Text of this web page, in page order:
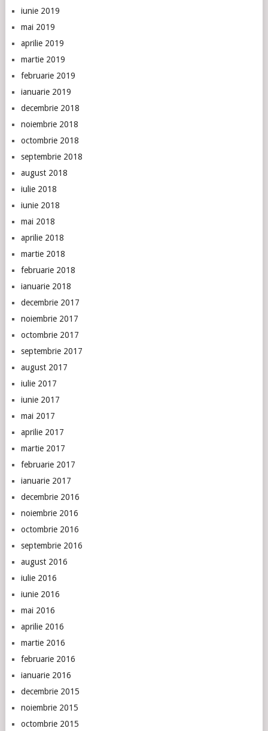
iunie 2019
mai 2019
aprilie 2019
martie 2019
februarie 2019
ianuarie 2019
decembrie 2018
noiembrie 2018
octombrie 2018
septembrie 2018
august 2018
iulie 2018
iunie 2018
mai 2018
aprilie 2018
martie 2018
februarie 2018
ianuarie 2018
decembrie 2017
noiembrie 2017
octombrie 2017
septembrie 2017
august 2017
iulie 2017
iunie 2017
mai 2017
aprilie 2017
martie 2017
februarie 2017
ianuarie 2017
decembrie 2016
noiembrie 2016
octombrie 2016
septembrie 2016
august 2016
iulie 2016
iunie 2016
mai 2016
aprilie 2016
martie 2016
februarie 2016
ianuarie 2016
decembrie 2015
noiembrie 2015
octombrie 2015